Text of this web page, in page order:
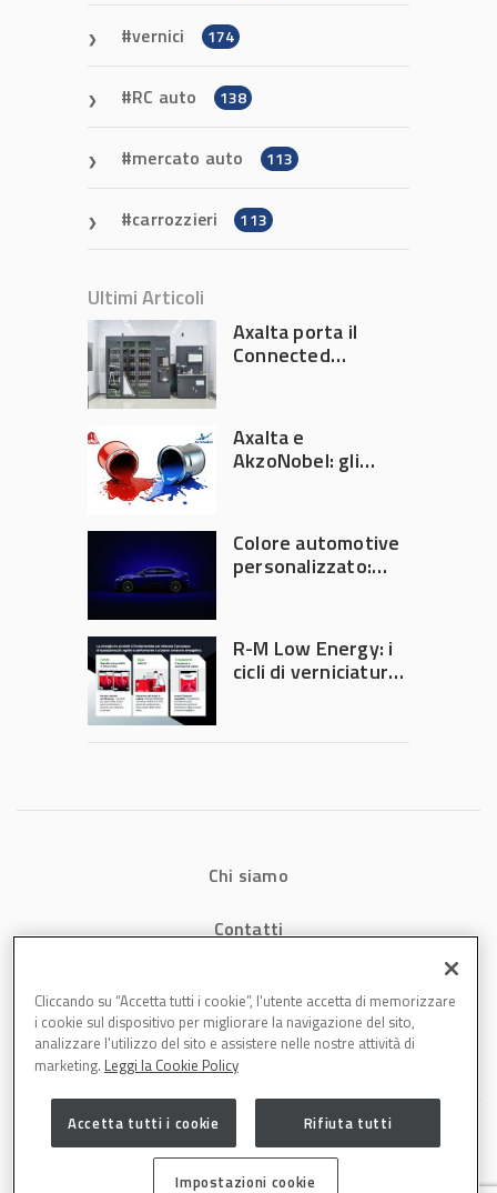
vernici 174
RC auto 138
mercato auto 113
carrozzieri 113
Ultimi Articoli
Axalta porta il
Connected
Automechanika
Frankfurt 2026
Axalta e
AkzoNobel: gli
Colore automotive
personalizzato:
diventa ingegneria
di precisione
R-M Low Energy: i
cicli di verniciatura
tempi e costi in
Chi siamo
Contatti
Cookies
Cliccando su “Accetta tutti i cookie”, l'utente accetta di memorizzare
i cookie sul dispositivo per migliorare la navigazione del sito,
analizzare l'utilizzo del sito e assistere nelle nostre attività di
marketing. Leggi la Cookie Policy
Accetta tutti i cookie Rifiuta tutti
Impostazioni cookie